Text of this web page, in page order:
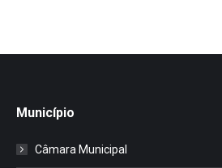
Município
Câmara Municipal